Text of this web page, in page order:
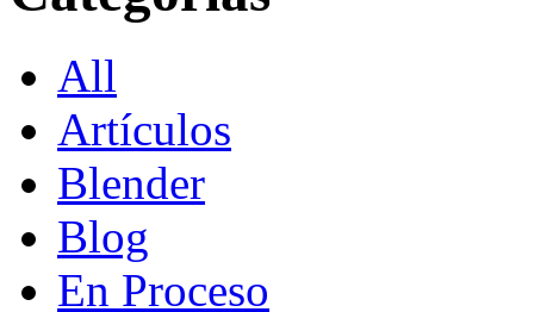
All
Artículos
Blender
Blog
En Proceso